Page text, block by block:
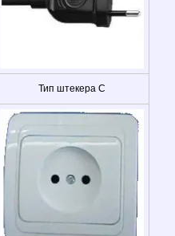
Тип штекера C